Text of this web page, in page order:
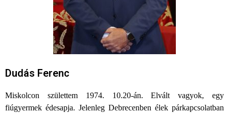
Dudás Ferenc
Miskolcon születtem 1974. 10.20-án. Elvált vagyok, egy
fiúgyermek édesapja. Jelenleg Debrecenben élek párkapcsolatban